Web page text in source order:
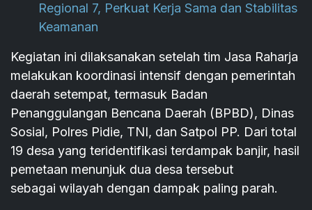
Regional 7, Perkuat Kerja Sama dan Stabilitas
Keamanan
Kegiatan ini dilaksanakan setelah tim Jasa Raharja
melakukan koordinasi intensif dengan pemerintah
daerah setempat, termasuk Badan
Penanggulangan Bencana Daerah (BPBD), Dinas
Sosial, Polres Pidie, TNI, dan Satpol PP. Dari total
19 desa yang teridentifikasi terdampak banjir, hasil
pemetaan menunjuk dua desa tersebut
sebagai wilayah dengan dampak paling parah.